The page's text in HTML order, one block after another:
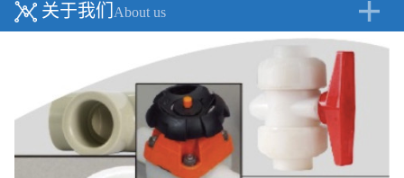
关于我们 About us